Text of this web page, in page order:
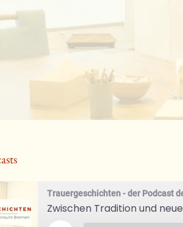
Trauergeschichten - der Podcast
Zwischen Tradition und